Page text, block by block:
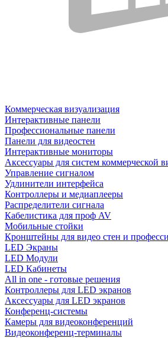
Коммерческая визуализация
Интерактивные панели
Профессиональные панели
Панели для видеостен
Интерактивные мониторы
Аксессуары для систем коммерческой
Управление сигналом
Удлинители интерфейса
Контроллеры и медиаплееры
Распределители сигнала
Кабелистика для проф AV
Мобильные стойки
Кронштейны для видео стен и
LED Экраны
LED Модули
LED Кабинеты
All in one - готовые решения
Контроллеры для LED экранов
Аксессуары для LED экранов
Конференц-системы
Камеры для видеоконференций
Видеоконференц-терминалы